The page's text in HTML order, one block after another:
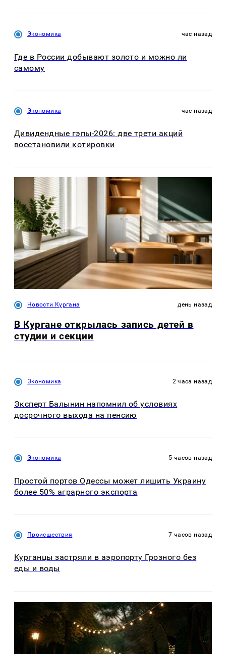
Экономика час назад
Где в России добывают золото и можно ли
самому
Экономика час назад
Дивидендные гэпы-2026: две трети акций
восстановили котировки
Новости Кургана день назад
В Кургане открылась запись детей в
студии и секции
Экономика 2 часа назад
Эксперт Балынин напомнил об условиях
досрочного выхода на пенсию
Экономика 5 часов назад
Простой портов Одессы может лишить Украину
более 50% аграрного экспорта
Происшествия 7 часов назад
Курганцы застряли в аэропорту Грозного без
еды и воды